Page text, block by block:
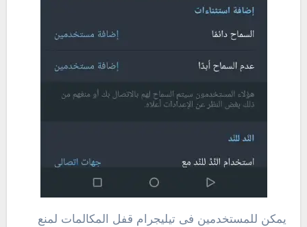
يمكن للمستخدمين فى تيليجرام قفل المكالمات لمنع